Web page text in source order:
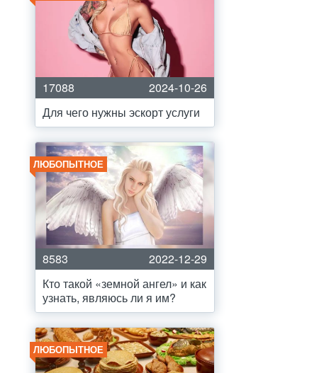
17088
2024-10-26
Для чего нужны эскорт услуги
ЛЮБОПЫТНОЕ
8583
2022-12-29
Кто такой «земной ангел» и как
узнать, являюсь ли я им?
ЛЮБОПЫТНОЕ